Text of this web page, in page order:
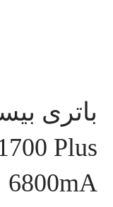
باتری
Plus
6800mA